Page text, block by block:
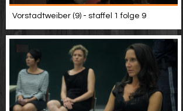
Vorstadtweiber (9) - staffel 1 folge 9